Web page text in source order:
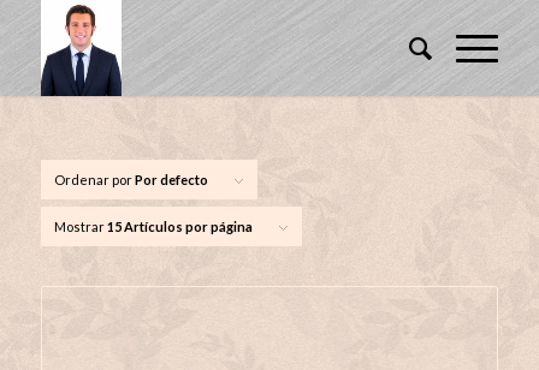
Ordenar porPor defecto
Mostrar15 Artículos por página